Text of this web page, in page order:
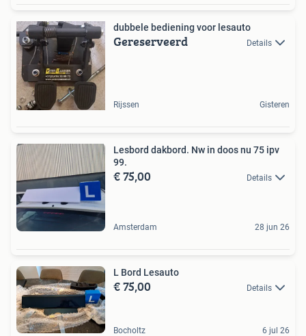
dubbele bediening voor lesauto
Gereserveerd Details
Rijssen Gisteren
Lesbord dakbord. Nw in doos nu 75 ipv
99.
€ 75,00 Details
Amsterdam 28 jun 26
L Bord Lesauto
€ 75,00 Details
Bocholtz 6 jul 26